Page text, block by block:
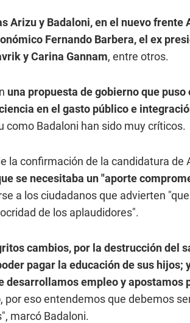
Arizu y Badaloni, en el nuevo
Fernando Barbera, el ex
y Carina Gannam, entre otros.
una propuesta de gobierno que
en el gasto público e
como Badaloni han sido muy críticos.
la confirmación de la candidatura
se necesitaba un "aporte
a los ciudadanos que advierten
de los aplaudidores".
cambios, por la destrucción del
pagar la educación de sus
desarrollamos empleo y
, por eso entendemos que debemos
marcó Badaloni.